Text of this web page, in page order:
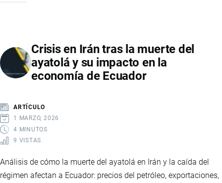
ESTRATEGIA,
TECNOLOGÍA
Y
Crisis en Irán tras la muerte del
ayatolá y su impacto en la
economía de Ecuador
ARTÍCULO
1 MARZO, 2026
4 MINUTOS
9 VISTAS
Análisis de cómo la muerte del ayatolá en Irán y la caída del
régimen afectan a Ecuador: precios del petróleo, exportaciones,